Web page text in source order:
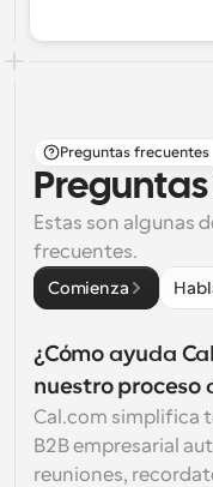
Preguntas frecuentes
Estas son algunas
frecuentes.
Comienza
¿Cómo ayuda
nuestro proceso
Cal.com simplifica
B2B empresarial
reuniones,